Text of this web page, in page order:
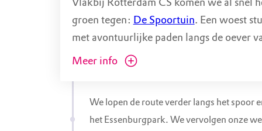
Abtspolderseweg
Bestemmingsverkeer uitgezonderd.
groen tegen: De Spoortuin. Een woest
met avontuurlijke paden langs de oever
Er is een grote groentetuin en een plek om
De ingang is rechts van de
Meer info
We lopen de route verder langs het spoor
het Essenburgpark. We vervolgen onze